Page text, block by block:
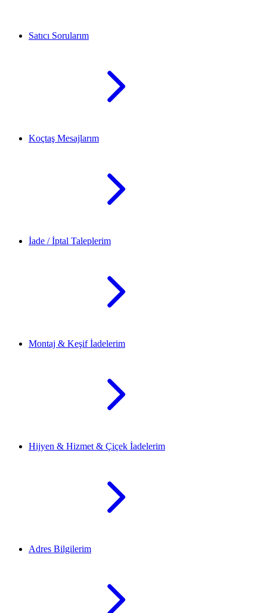
Satıcı Sorularım
Koçtaş Mesajlarım
İade / İptal Taleplerim
Montaj & Keşif İadelerim
Hijyen & Hizmet & Çiçek İadelerim
Adres Bilgilerim